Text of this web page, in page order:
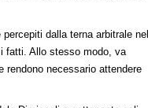
dalla terna arbitrale nel
fatti. Allo stesso modo, va
rendono necessario attendere